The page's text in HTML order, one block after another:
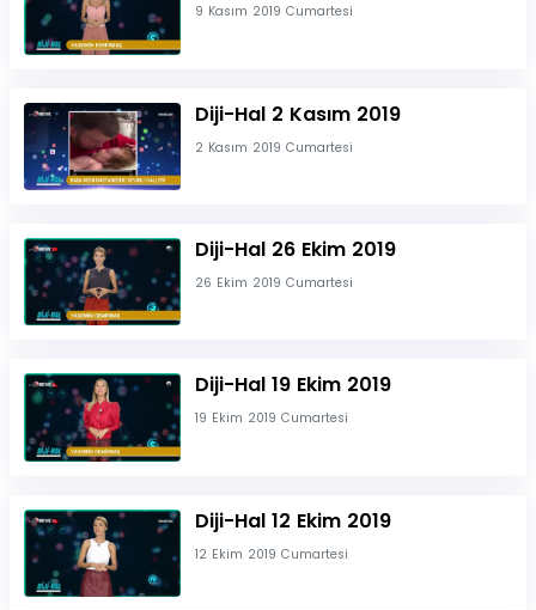
9 Kasım 2019 Cumartesi
Diji-Hal 2 Kasım 2019
2 Kasım 2019 Cumartesi
Diji-Hal 26 Ekim 2019
26 Ekim 2019 Cumartesi
Diji-Hal 19 Ekim 2019
19 Ekim 2019 Cumartesi
Diji-Hal 12 Ekim 2019
12 Ekim 2019 Cumartesi